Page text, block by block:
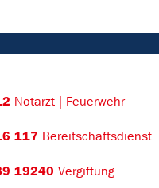
Notarzt | Feuerwehr
117 Bereitschaftsdienst
19240 Vergiftung